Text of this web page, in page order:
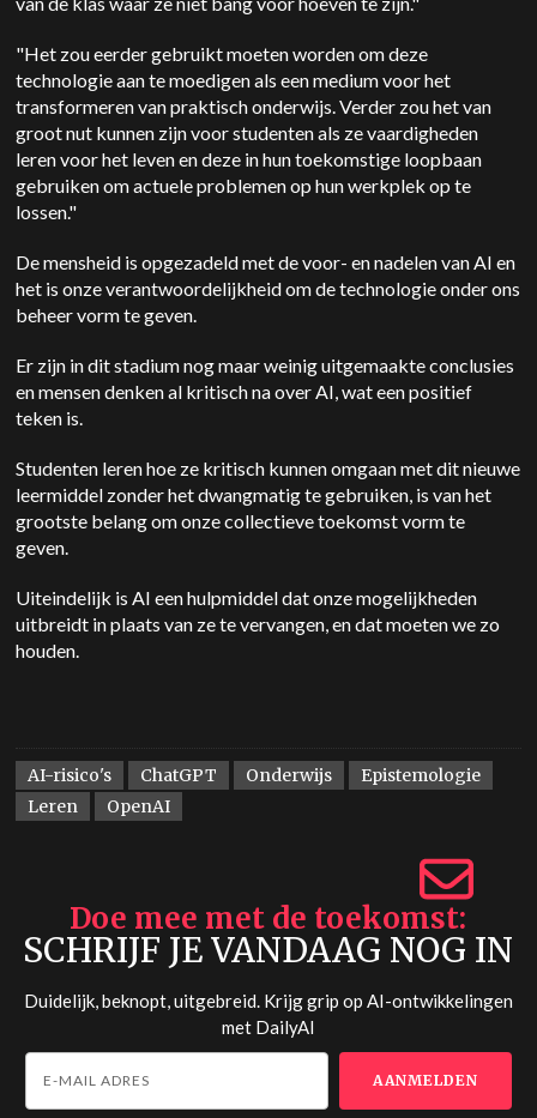
"Het zou eerder gebruikt moeten worden om deze
technologie aan te moedigen als een medium voor het
transformeren van praktisch onderwijs. Verder zou het van
groot nut kunnen zijn voor studenten als ze vaardigheden
leren voor het leven en deze in hun toekomstige loopbaan
gebruiken om actuele problemen op hun werkplek op te
lossen."
De mensheid is opgezadeld met de voor- en nadelen van AI en
het is onze verantwoordelijkheid om de technologie onder ons
beheer vorm te geven.
Er zijn in dit stadium nog maar weinig uitgemaakte conclusies
en mensen denken al kritisch na over AI, wat een positief
teken is.
Studenten leren hoe ze kritisch kunnen omgaan met dit nieuwe
leermiddel zonder het dwangmatig te gebruiken, is van het
grootste belang om onze collectieve toekomst vorm te
geven.
Uiteindelijk is AI een hulpmiddel dat onze mogelijkheden
uitbreidt in plaats van ze te vervangen, en dat moeten we zo
houden.
AI-risico's ChatGPT Onderwijs
Epistemologie
Leren
OpenAI
Doe mee met de toekomst
SCHRIJF JE VANDAAG NOG IN
Duidelijk, beknopt, uitgebreid. Krijg grip op AI-ontwikkelingen
met DailyAI